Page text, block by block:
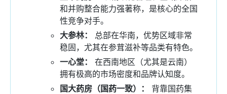
和并购整合能力强著称，是核心的全国
性竞争对手。
大参林：
总部在华南，优势区域非常
稳固，尤其在参茸滋补等品类有特色。
一心堂：
在西南地区（尤其是云南）
拥有极高的市场密度和品牌认知度。
国大药房（国药一致）：
背靠国药集